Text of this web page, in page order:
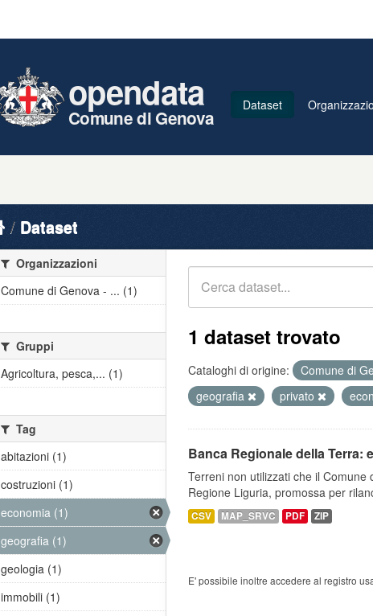
opendata
Comune di Genova
Dataset
Dataset
1 dataset trovato
Cataloghi di origine: Comune di
geografia
privato
Banca Regionale della Terra:
Terreni non utilizzati che il
Regione Liguria, promossa per
CSV MAP_SRVC PDF ZIP
E' possibile inoltre accedere al registro
Organizzazioni
Comune di Genova - ... (1)
Gruppi
Agricoltura, pesca,... (1)
Tag
abitazioni (1)
costruzioni (1)
economia (1)
geografia (1)
geologia (1)
immobili (1)